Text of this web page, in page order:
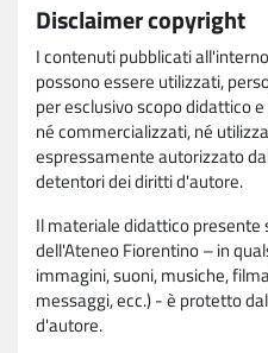
Disclaimer copyright
I contenuti pubblicati
possono essere utilizzati,
per esclusivo scopo didattico
né commercializzati, né
espressamente autorizzato
detentori dei diritti d'autore.
Il materiale didattico
dell'Ateneo Fiorentino – in
immagini, suoni, musiche,
messaggi, ecc.) - è protetto
d'autore.